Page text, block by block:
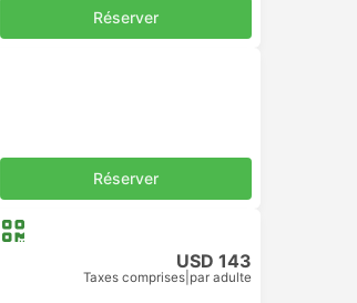
Réserver
Réserver
USD 143
Taxes comprises par adulte